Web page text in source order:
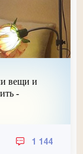
вещи и
-
1 144